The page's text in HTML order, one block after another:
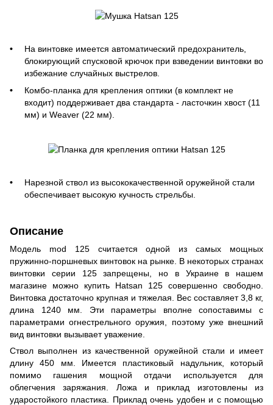
На винтовке имеется автоматический предохранитель,
блокирующий спусковой крючок при взведении винтовки во
избежание случайных выстрелов.
Комбо-планка для крепления оптики (в комплект не
входит) поддерживает два стандарта - ласточкин хвост (11
мм) и Weaver (22 мм).
Нарезной ствол из высококачественной оружейной стали
обеспечивает высокую кучность стрельбы.
Описание
Модель mod 125 считается одной из самых мощных
пружинно-поршневых винтовок на рынке. В некоторых странах
винтовки серии 125 запрещены, но в Украине в нашем
магазине можно купить Hatsan 125 совершенно свободно.
Винтовка достаточно крупная и тяжелая. Вес составляет 3,8 кг,
длина 1240 мм. Эти параметры вполне сопоставимы с
параметрами огнестрельного оружия, поэтому уже внешний
вид винтовки вызывает уважение.
Ствол выполнен из качественной оружейной стали и имеет
длину 450 мм. Имеется пластиковый надульник, который
помимо гашения мощной отдачи используется для
облегчения заряжания. Ложа и приклад изготовлены из
ударостойкого пластика. Приклад очень удобен и с помощью